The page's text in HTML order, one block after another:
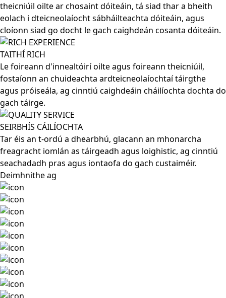
theicniúil oilte ar chosaint dóiteáin, tá siad thar a bheith
eolach i dteicneolaíocht sábháilteachta dóiteáin, agus
cloíonn siad go docht le gach caighdeán cosanta dóiteáin.
TAITHÍ RICH
Le foireann d'innealtóirí oilte agus foireann theicniúil,
fostaíonn an chuideachta ardteicneolaíochtaí táirgthe
agus próiseála, ag cinntiú caighdeáin cháilíochta dochta do
gach táirge.
SEIRBHÍS CÁILÍOCHTA
Tar éis an t-ordú a dhearbhú, glacann an mhonarcha
freagracht iomlán as táirgeadh agus loighistic, ag cinntiú
seachadadh pras agus iontaofa do gach custaiméir.
Deimhnithe ag